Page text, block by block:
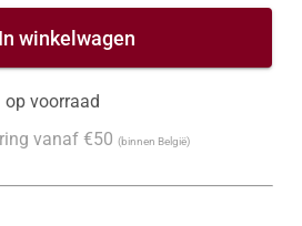
In winkelwagen
op voorraad
vanaf €50 (binnen België)